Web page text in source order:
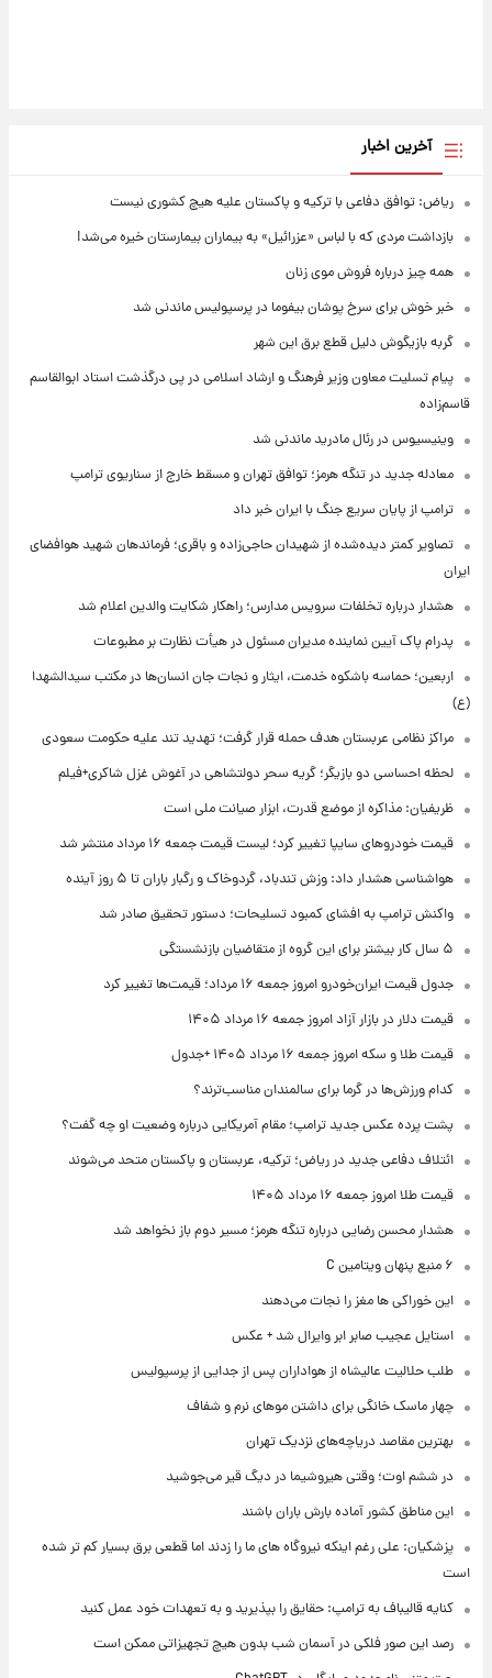
آخرین اخبار
ریاض: توافق دفاعی با ترکیه و پاکستان علیه هیچ کشوری نیست
بازداشت مردی که با لباس «عزرائیل» به بیماران بیمارستان خیره می‌شد!
همه چیز درباره فروش موی زنان
خبر خوش برای سرخ پوشان بیفوما در پرسپولیس ماندنی شد
گربه بازیگوش دلیل قطع برق این شهر
پیام تسلیت معاون وزیر فرهنگ و ارشاد اسلامی در پی درگذشت استاد ابوالقاسم
قاسم‌زاده
وینیسیوس در رئال مادرید ماندنی شد
معادله جدید در تنگه هرمز؛ توافق تهران و مسقط خارج از سناریوی ترامپ
ترامپ از پایان سریع جنگ با ایران خبر داد
تصاویر کمتر دیده‌شده از شهیدان حاجی‌زاده و باقری؛ فرماندهان شهید هوافضای
ایران
هشدار درباره تخلفات سرویس مدارس؛ راهکار شکایت والدین اعلام شد
پدرام پاک آیین نماینده مدیران مسئول در هیأت نظارت بر مطبوعات
اربعین؛ حماسه باشکوه خدمت، ایثار و نجات جان انسان‌ها در مکتب سیدالشهدا
(ع)
مراکز نظامی عربستان هدف حمله قرار گرفت؛ تهدید تند علیه حکومت سعودی
لحظه احساسی دو بازیگر؛ گریه سحر دولتشاهی در آغوش غزل شاکری+فیلم
ظریفیان: مذاکره از موضع قدرت، ابزار صیانت ملی است
قیمت خودروهای سایپا تغییر کرد؛ لیست قیمت جمعه ۱۶ مرداد منتشر شد
هواشناسی هشدار داد: وزش تندباد، گردوخاک و رگبار باران تا ۵ روز آینده
واکنش ترامپ به افشای کمبود تسلیحات؛ دستور تحقیق صادر شد
۵ سال کار بیشتر برای این گروه از متقاضیان بازنشستگی
جدول قیمت ایران‌خودرو امروز جمعه ۱۶ مرداد؛ قیمت‌ها تغییر کرد
قیمت دلار در بازار آزاد امروز جمعه ۱۶ مرداد ۱۴۰۵
قیمت طلا و سکه امروز جمعه ۱۶ مرداد ۱۴۰۵ +جدول
کدام ورزش‌ها در گرما برای سالمندان مناسب‌ترند؟
پشت پرده عکس جدید ترامپ؛ مقام آمریکایی درباره وضعیت او چه گفت؟
ائتلاف دفاعی جدید در ریاض؛ ترکیه، عربستان و پاکستان متحد می‌شوند
قیمت طلا امروز جمعه ۱۶ مرداد ۱۴۰۵
هشدار محسن رضایی درباره تنگه هرمز؛ مسیر دوم باز نخواهد شد
۶ منبع پنهان ویتامین C
این خوراکی ها مغز را نجات می‌دهند
استایل عجیب صابر ابر وایرال شد + عکس
طلب حلالیت عالیشاه از هواداران پس از جدایی از پرسپولیس
چهار ماسک خانگی برای داشتن موهای نرم و شفاف
بهترین مقاصد دریاچه‌های نزدیک تهران
در ششم اوت؛ وقتی هیروشیما در دیگ قیر می‌جوشید
این مناطق کشور آماده بارش باران باشند
پزشکیان: علی رغم اینکه نیروگاه های ما را زدند اما قطعی برق بسیار کم تر شده
است
کنایه قالیباف به ترامپ: حقایق را بپذیرید و به تعهدات خود عمل کنید
رصد این صور فلکی در آسمان شب بدون هیچ تجهیزاتی ممکن است